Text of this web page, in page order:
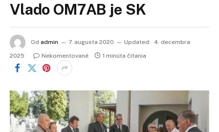
Vlado OM7AB je SK
Od admin 7. augusta 2020 Updated:
4. decembra
2025
Nekomentované 1 minúta čítania